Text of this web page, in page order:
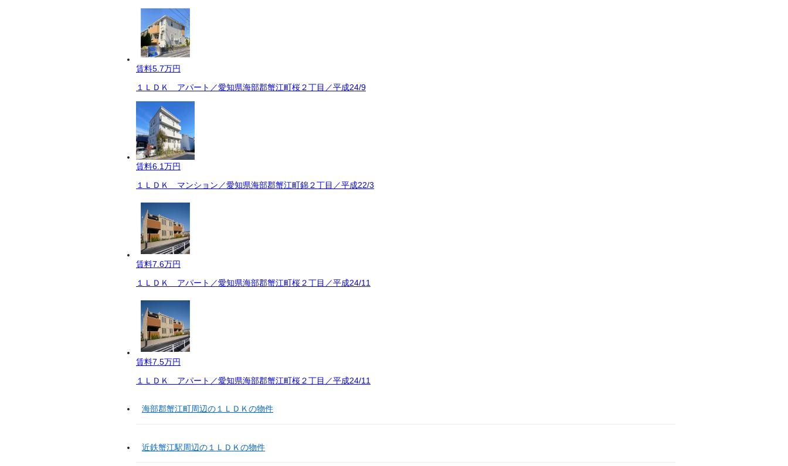
賃料5.7万円
１ＬＤＫ アパート／愛知県海部郡蟹江町桜２丁目／平成24/9
賃料6.1万円
１ＬＤＫ マンション／愛知県海部郡蟹江町錦２丁目／平成22/3
賃料7.6万円
１ＬＤＫ アパート／愛知県海部郡蟹江町桜２丁目／平成24/11
賃料7.5万円
１ＬＤＫ アパート／愛知県海部郡蟹江町桜２丁目／平成24/11
海部郡蟹江町周辺の１ＬＤＫの物件
近鉄蟹江駅周辺の１ＬＤＫの物件